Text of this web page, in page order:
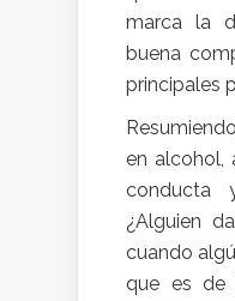
marca la
buena
principales
en alcohol,
¿Alguien
cuando
que es